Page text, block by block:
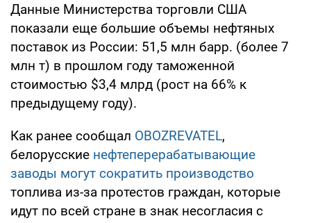
Данные Министерства торговли США
показали еще большие объемы нефтяных
поставок из России: 51,5 млн барр. (более 7
млн т) в прошлом году таможенной
стоимостью $3,4 млрд (рост на 66% к
предыдущему году).
Как ранее сообщал OBOZREVATEL,
белорусские нефтеперерабатывающие
заводы могут сократить производство
топлива из-за протестов граждан, которые
идут по всей стране в знак несогласия с